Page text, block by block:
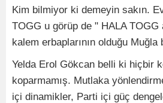
Kim bilmiyor ki demeyin sakın.
TOGG u görüp de " HALA TOGG
kalem erbaplarının olduğu Muğla
Yelda Erol Gökcan belli ki hiçbir
koparmamış. Mutlaka
içi dinamikler, Parti içi güç